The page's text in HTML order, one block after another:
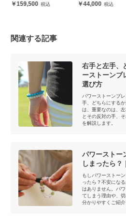
159,500 44,000
関連する記事
右手と左手、
ーストーンブ
選び方
パワーストーンブ
手、どちらにする
は、重要なのは、
とその反対の手、
を解説します。
パワーストー
しまったら？
もしパワーストー
ったら？不安にな
はありません。パ
てしまう理由や、
分かりやすくご紹介